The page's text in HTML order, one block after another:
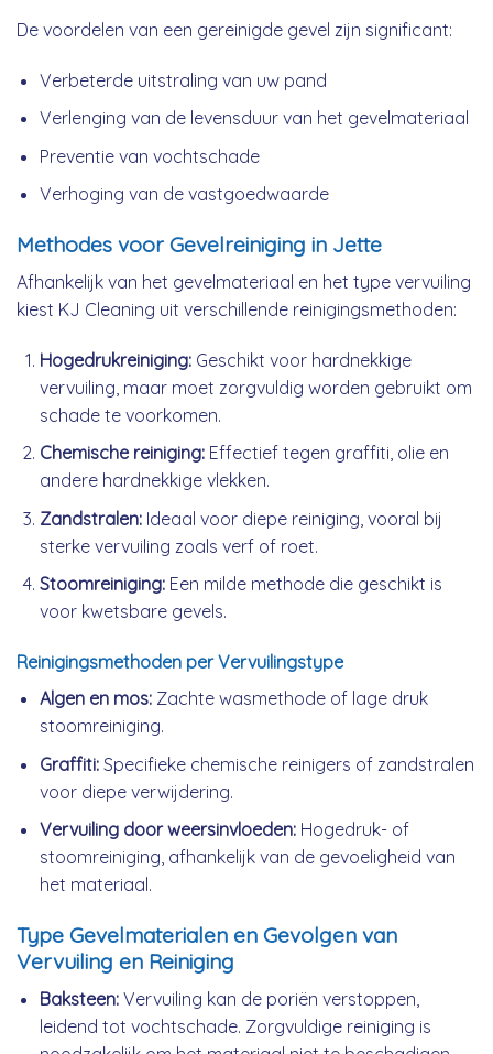
De voordelen van een gereinigde gevel zijn significant:
Verbeterde uitstraling van uw pand
Verlenging van de levensduur van het gevelmateriaal
Preventie van vochtschade
Verhoging van de vastgoedwaarde
Methodes voor Gevelreiniging in Jette
Afhankelijk van het gevelmateriaal en het type vervuiling
kiest KJ Cleaning uit verschillende reinigingsmethoden:
Hogedrukreiniging:Geschikt voor hardnekkige
vervuiling, maar moet zorgvuldig worden gebruikt om
schade te voorkomen.
Chemische reiniging:Effectief tegen graffiti, olie en
andere hardnekkige vlekken.
Zandstralen:Ideaal voor diepe reiniging, vooral bij
sterke vervuiling zoals verf of roet.
Stoomreiniging:Een milde methode die geschikt is
voor kwetsbare gevels.
Reinigingsmethoden per Vervuilingstype
Algen en mos:Zachte wasmethode of lage druk
stoomreiniging.
Graffiti:Specifieke chemische reinigers of zandstralen
voor diepe verwijdering.
Vervuiling door weersinvloeden:Hogedruk- of
stoomreiniging, afhankelijk van de gevoeligheid van
het materiaal.
Type Gevelmaterialen en Gevolgen van
Vervuiling en Reiniging
Baksteen:Vervuiling kan de poriën verstoppen,
leidend tot vochtschade. Zorgvuldige reiniging is